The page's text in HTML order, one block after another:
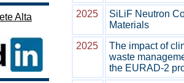
Alta
2025
SiLiF Neutron
Materials
2025
The impact of
waste
the EURAD-2